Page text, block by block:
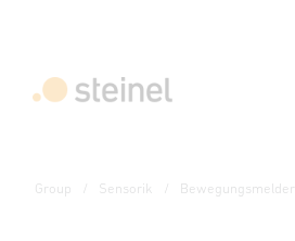
Group Sensorik Bewegungsmelder